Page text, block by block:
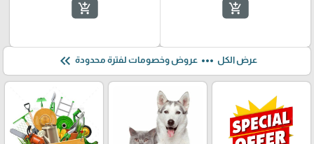
add_shopping_cart
add_shopping_cart
عرض الكل more_horiz عروض وخصومات لفترة محدودة keyboard_double_arrow_left